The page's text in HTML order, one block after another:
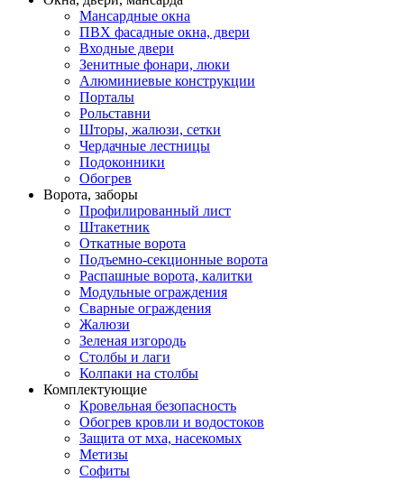
Мансардные окна
ПВХ фасадные окна, двери
Входные двери
Зенитные фонари, люки
Алюминиевые конструкции
Порталы
Рольставни
Шторы, жалюзи, сетки
Чердачные лестницы
Подоконники
Обогрев
Ворота, заборы
Профилированный лист
Штакетник
Откатные ворота
Подъемно-секционные ворота
Распашные ворота, калитки
Модульные ограждения
Сварные ограждения
Жалюзи
Зеленая изгородь
Столбы и лаги
Колпаки на столбы
Комплектующие
Кровельная безопасность
Обогрев кровли и водостоков
Защита от мха, насекомых
Метизы
Софиты